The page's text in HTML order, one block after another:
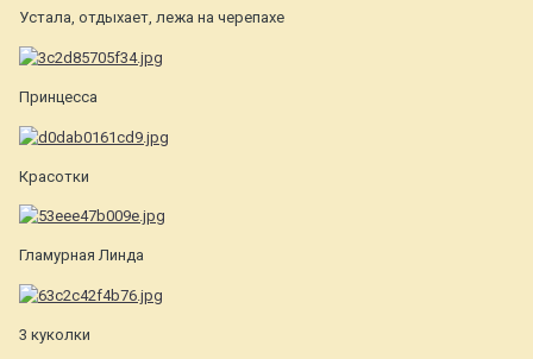
Устала, отдыхает, лежа на черепахе
Принцесса
Красотки
Гламурная Линда
3 куколки